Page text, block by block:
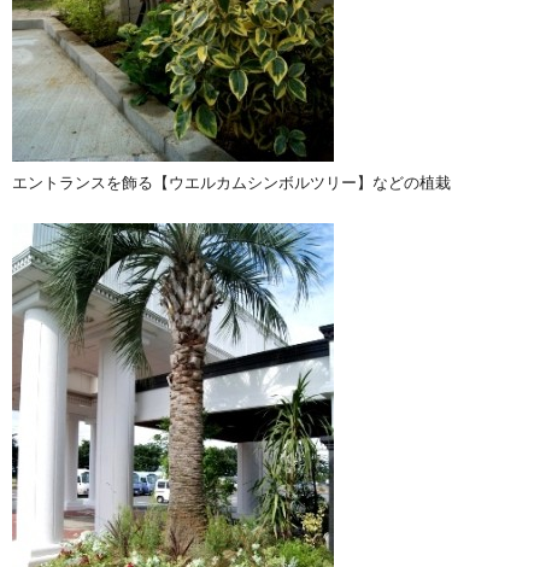
エントランスを飾る【ウエルカムシンボルツリー】などの植栽